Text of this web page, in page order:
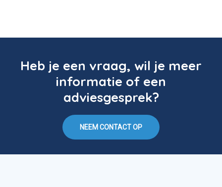
Heb je een vraag, wil je meer
informatie of een
adviesgesprek?
NEEM CONTACT OP